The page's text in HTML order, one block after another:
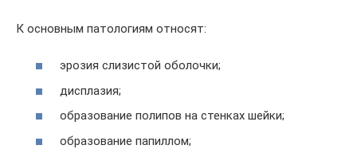
К основным патологиям относят:
эрозия слизистой оболочки;
дисплазия;
образование полипов на стенках шейки;
образование папиллом;